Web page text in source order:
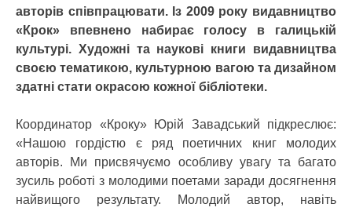
авторів співпрацювати. Із 2009 року видавництво
«Крок» впевнено набирає голосу в галицькій
культурі. Художні та наукові книги видавництва
своєю тематикою, культурною вагою та дизайном
здатні стати окрасою кожної бібліотеки.
Координатор «Кроку» Юрій Завадський підкреслює:
«Нашою гордістю є ряд поетичних книг молодих
авторів. Ми присвячуємо особливу увагу та багато
зусиль роботі з молодими поетами заради досягнення
найвищого результату. Молодий автор, навіть